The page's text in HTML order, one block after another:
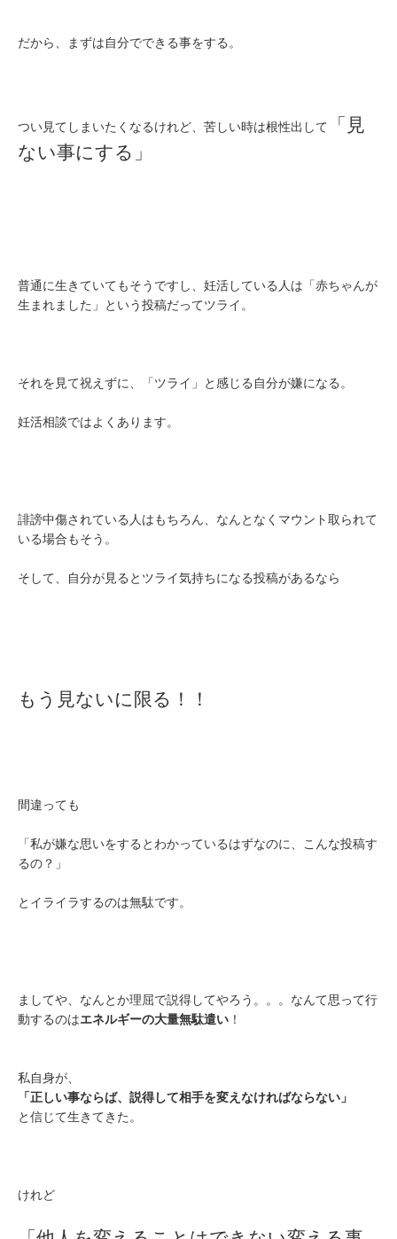
だから、まずは自分でできる事をする。
つい見てしまいたくなるけれど、苦しい時は根性出して
「見
ない事にする」
普通に生きていてもそうですし、妊活している人は「赤ちゃんが
生まれました」という投稿だってツライ。
それを見て祝えずに、「ツライ」と感じる自分が嫌になる。
妊活相談ではよくあります。
誹謗中傷されている人はもちろん、なんとなくマウント取られて
いる場合もそう。
そして、自分が見るとツライ気持ちになる投稿があるなら
もう見ないに限る！！
間違っても
「私が嫌な思いをするとわかっているはずなのに、こんな投稿す
るの？」
とイライラするのは無駄です。
ましてや、なんとか理屈で説得してやろう。。。なんて思って行
動するのはエネルギーの大量無駄遣い ！
私自身が、
「正しい事ならば、説得して相手を変えなければならない」
と信じて生きてきた。
けれど